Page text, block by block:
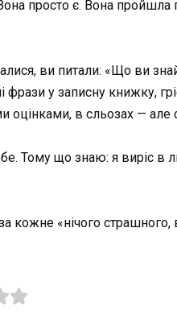
просто є. Вона
ви питали: «Що ви
у записну книжку,
оцінками, в сльозах — але
Тому що знаю: я виріс в
кожне «нічого страшного,